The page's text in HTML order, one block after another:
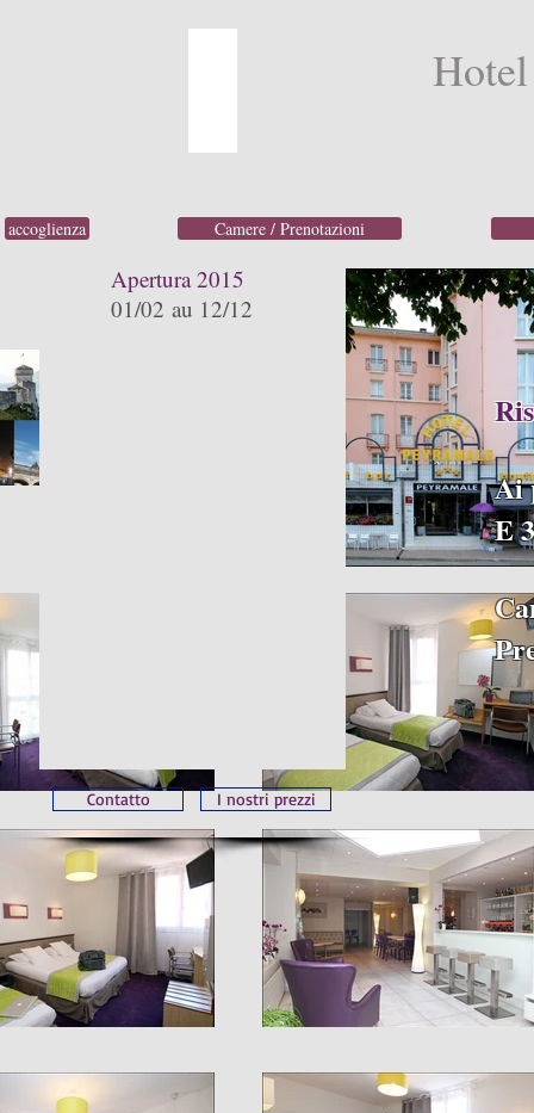
accoglienza Camere / Prenotazioni
Apertura 2015
01/02 au 12/12
Contatto I nostri prezzi
Ai
E